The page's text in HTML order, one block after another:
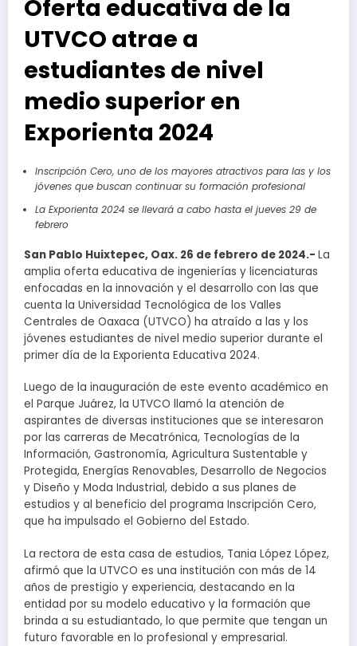
Oferta educativa de la
UTVCO atrae a
estudiantes de nivel
medio superior en
Exporienta 2024
Inscripción Cero, uno de los mayores atractivos para las y los
jóvenes que buscan continuar su formación profesional
La Exporienta 2024 se llevará a cabo hasta el jueves 29 de
febrero
San Pablo Huixtepec, Oax. 26 de febrero de 2024.- La
amplia oferta educativa de ingenierías y licenciaturas
enfocadas en la innovación y el desarrollo con las que
cuenta la Universidad Tecnológica de los Valles
Centrales de Oaxaca (UTVCO) ha atraído a las y los
jóvenes estudiantes de nivel medio superior durante el
primer día de la Exporienta Educativa 2024.
Luego de la inauguración de este evento académico en
el Parque Juárez, la UTVCO llamó la atención de
aspirantes de diversas instituciones que se interesaron
por las carreras de Mecatrónica, Tecnologías de la
Información, Gastronomía, Agricultura Sustentable y
Protegida, Energías Renovables, Desarrollo de Negocios
y Diseño y Moda Industrial, debido a sus planes de
estudios y al beneficio del programa Inscripción Cero,
que ha impulsado el Gobierno del Estado.
La rectora de esta casa de estudios, Tania López López,
afirmó que la UTVCO es una institución con más de 14
años de prestigio y experiencia, destacando en la
entidad por su modelo educativo y la formación que
brinda a su estudiantado, lo que permite que tengan un
futuro favorable en lo profesional y empresarial.